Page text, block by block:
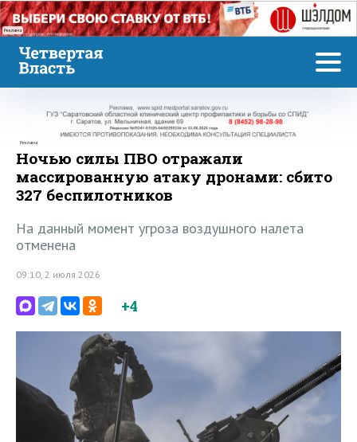
Реклама
Реклама
Ночью силы ПВО отражали
массированную атаку дронами: сбито
327 беспилотников
На данный момент угроза воздушного налета
отменена
09:10, 2 июля 2026
+4